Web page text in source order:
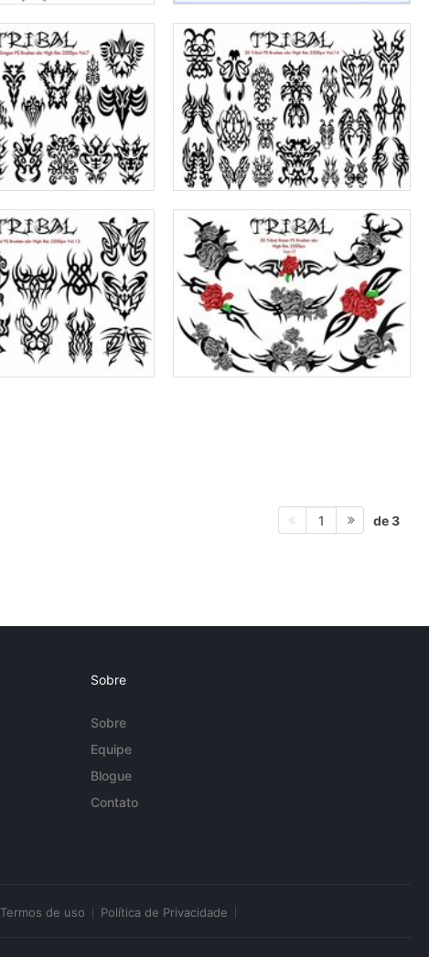
1 de 3
Sobre
Sobre
Equipe
Blogue
Contato
Termos de uso Política de Privacidade